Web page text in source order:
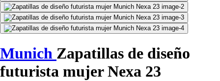
Munich Zapatillas de diseño
futurista mujer Nexa 23